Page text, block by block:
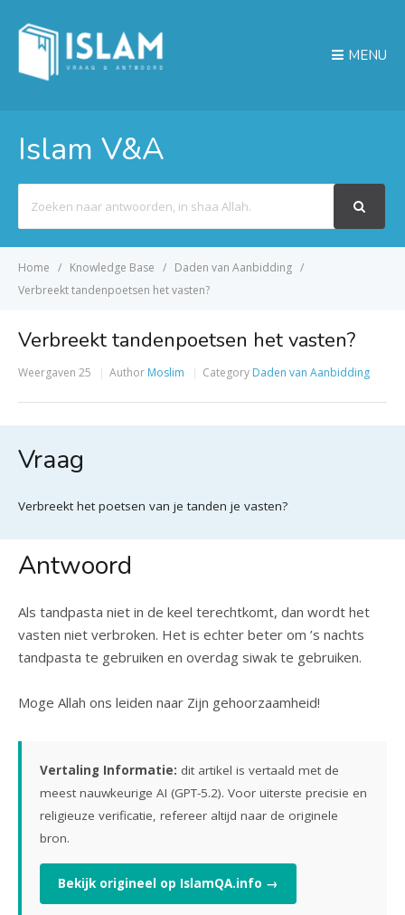
MENU
Islam V&A
For
Home Knowledge Base
Daden van Aanbidding
Verbreekt tandenpoetsen het vasten?
Verbreekt tandenpoetsen het vasten?
Weergaven 25 Author Moslim Category Daden van Aanbidding
Vraag
Verbreekt het poetsen van je tanden je vasten?
Antwoord
Als tandpasta niet in de keel terechtkomt, dan wordt het
vasten niet verbroken. Het is echter beter om ’s nachts
tandpasta te gebruiken en overdag siwak te gebruiken.
Moge Allah ons leiden naar Zijn gehoorzaamheid!
Vertaling Informatie: dit artikel is vertaald met de
meest nauwkeurige AI (GPT-5.2). Voor uiterste precisie en
religieuze verificatie, refereer altijd naar de originele
bron.
Bekijk origineel op IslamQA.info →